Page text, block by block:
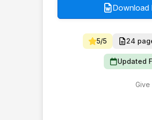
Download
5/5 24
Updated
Give